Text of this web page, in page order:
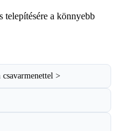
telepítésére a könnyebb
>